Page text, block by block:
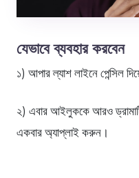
যেভাবে ব্যবহার করবেন
১) আপার ল্যাশ লাইনে পেন্সিল
২) এবার আইলুককে আরও
একবার অ্যাপ্লাই করুন।